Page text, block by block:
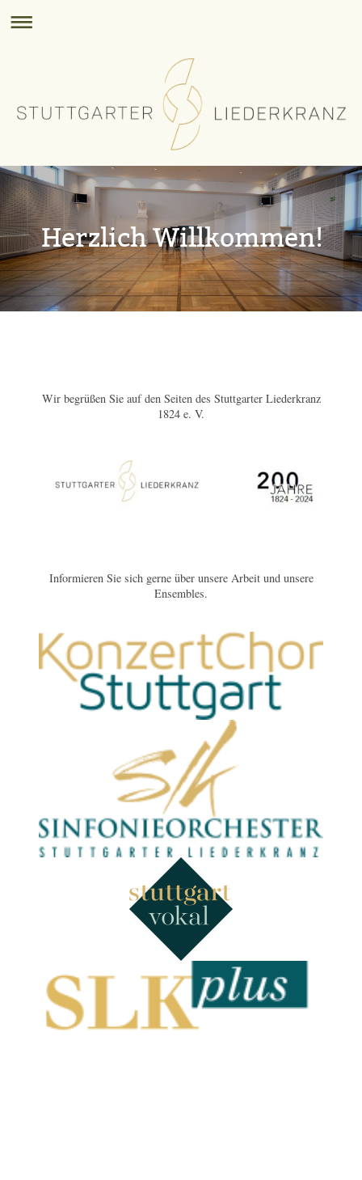
Herzlich Willkommen!
Wir begrüßen Sie auf den Seiten des Stuttgarter Liederkranz
1824 e. V.
Informieren Sie sich gerne über unsere Arbeit und unsere
Ensembles.